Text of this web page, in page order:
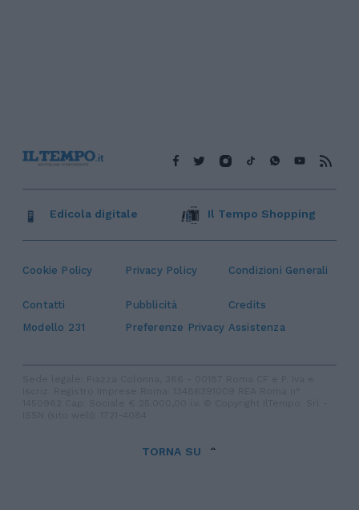
Cookie Policy Privacy Policy Condizioni Generali
Contatti Pubblicità
Credits
Modello 231
Preferenze Privacy Assistenza
Edicola digitale Il Tempo Shopping
TORNA SU